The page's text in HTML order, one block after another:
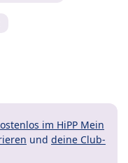
im HiPP Mein
und deine Club-